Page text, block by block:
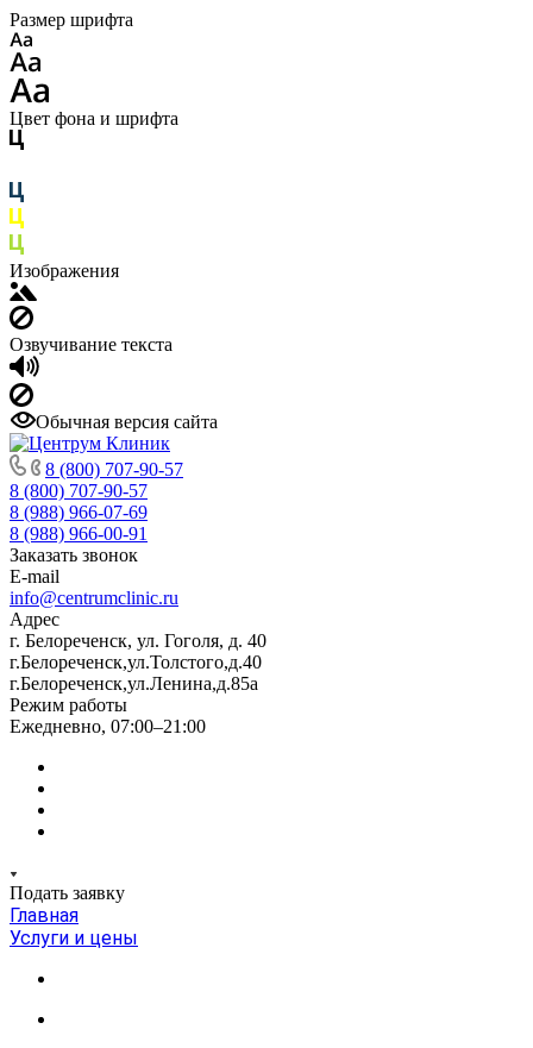
Размер шрифта
Цвет фона и шрифта
Изображения
Озвучивание текста
Обычная версия сайта
8 (800) 707-90-57
8 (800) 707-90-57
8 (988) 966-07-69
8 (988) 966-00-91
Заказать звонок
E-mail
info@centrumclinic.ru
Адрес
г. Белореченск, ул. Гоголя, д. 40
г.Белореченск,ул.Толстого,д.40
г.Белореченск,ул.Ленина,д.85а
Режим работы
Ежедневно, 07:00–21:00
Подать заявку
Главная
Услуги и цены